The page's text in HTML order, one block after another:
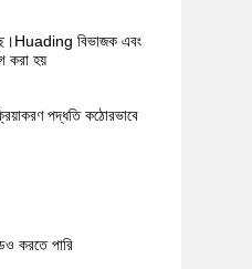
বিভাজক এবং
করা হয়
পদ্ধতি কঠোরভাবে
করতে পারি